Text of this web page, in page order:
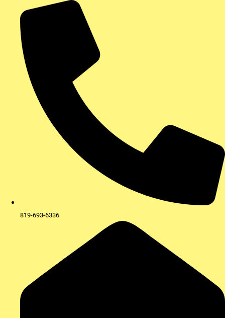
contenu
819-693-6336